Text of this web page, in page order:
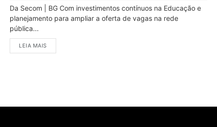
Da Secom | BG Com investimentos contínuos na Educação e
planejamento para ampliar a oferta de vagas na rede
pública...
LEIA MAIS